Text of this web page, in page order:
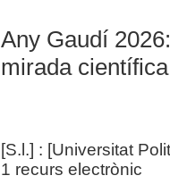
Any Gaudí
mirada científica
[S.l.] : [Universitat
1 recurs electrònic